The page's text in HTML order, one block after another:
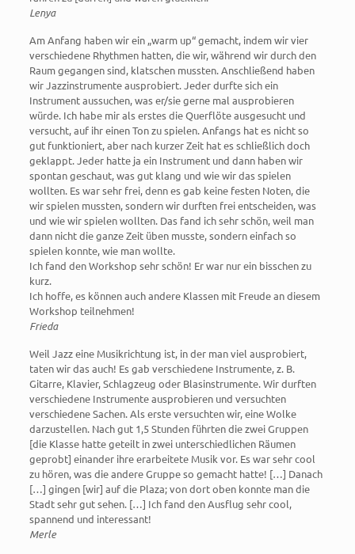
Lenya
Am Anfang haben wir ein „warm up“ gemacht, indem wir vier
verschiedene Rhythmen hatten, die wir, während wir durch den
Raum gegangen sind, klatschen mussten. Anschließend haben
wir Jazzinstrumente ausprobiert. Jeder durfte sich ein
Instrument aussuchen, was er/sie gerne mal ausprobieren
würde. Ich habe mir als erstes die Querflöte ausgesucht und
versucht, auf ihr einen Ton zu spielen. Anfangs hat es nicht so
gut funktioniert, aber nach kurzer Zeit hat es schließlich doch
geklappt. Jeder hatte ja ein Instrument und dann haben wir
spontan geschaut, was gut klang und wie wir das spielen
wollten. Es war sehr frei, denn es gab keine festen Noten, die
wir spielen mussten, sondern wir durften frei entscheiden, was
und wie wir spielen wollten. Das fand ich sehr schön, weil man
dann nicht die ganze Zeit üben musste, sondern einfach so
spielen konnte, wie man wollte.
Ich fand den Workshop sehr schön! Er war nur ein bisschen zu
kurz.
Ich hoffe, es können auch andere Klassen mit Freude an diesem
Workshop teilnehmen!
Frieda
Weil Jazz eine Musikrichtung ist, in der man viel ausprobiert,
taten wir das auch! Es gab verschiedene Instrumente, z. B.
Gitarre, Klavier, Schlagzeug oder Blasinstrumente. Wir durften
verschiedene Instrumente ausprobieren und versuchten
verschiedene Sachen. Als erste versuchten wir, eine Wolke
darzustellen. Nach gut 1,5 Stunden führten die zwei Gruppen
[die Klasse hatte geteilt in zwei unterschiedlichen Räumen
geprobt] einander ihre erarbeitete Musik vor. Es war sehr cool
zu hören, was die andere Gruppe so gemacht hatte! […] Danach
[…] gingen [wir] auf die Plaza; von dort oben konnte man die
Stadt sehr gut sehen. […] Ich fand den Ausflug sehr cool,
spannend und interessant!
Merle